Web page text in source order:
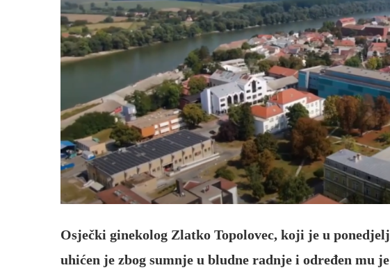
Osječki ginekolog Zlatko Topolovec, koji je u
uhićen je zbog sumnje u bludne radnje i određen mu